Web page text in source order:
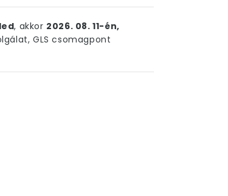
, akkor 2026. 08. 11-én,
GLS csomagpont